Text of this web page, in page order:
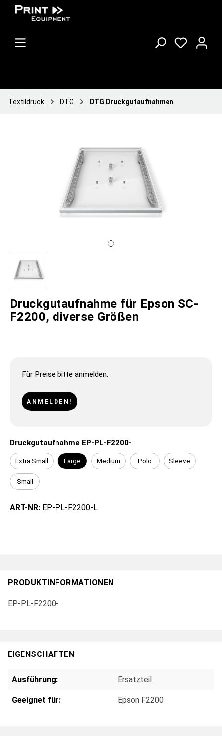
Textildruck DTG DTG Druckgutaufnahmen
Druckgutaufnahme für Epson SC-
F2200, diverse Größen
Für Preise bitte anmelden.
ANMELDEN!
Druckgutaufnahme EP-PL-F2200-
Extra Small Large Medium Polo Sleeve
Small
ART-NR: EP-PL-F2200-L
PRODUKTINFORMATIONEN
EP-PL-F2200-
EIGENSCHAFTEN
Ausführung: Ersatzteil
Geeignet für: Epson F2200